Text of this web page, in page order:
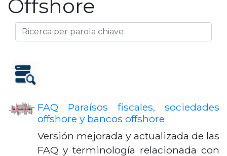
Offshore
FAQ Paraísos fiscales, sociedades
offshore y bancos offshore
Versión mejorada y actualizada de las
FAQ y terminología relacionada con